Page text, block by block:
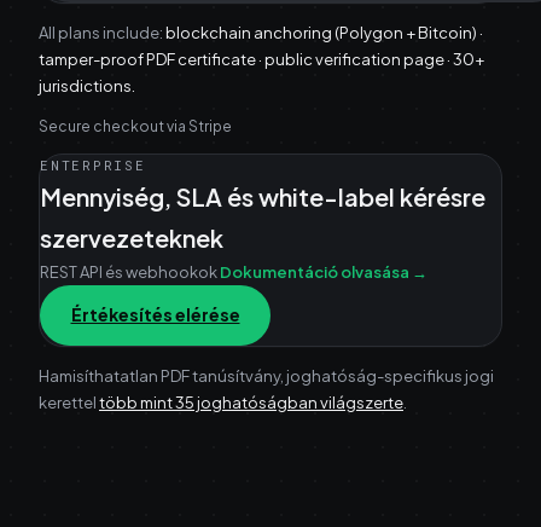
All plans include:blockchain anchoring (Polygon + Bitcoin) ·
tamper-proof PDF certificate · public verification page · 30+
jurisdictions.
Secure checkout via Stripe
ENTERPRISE
Mennyiség, SLA és white-label kérésre
szervezeteknek
REST API és webhookokDokumentáció olvasása →
Értékesítés elérése
Hamisíthatatlan PDF tanúsítvány, joghatóság-specifikus jogi
keretteltöbb mint 35 joghatóságban világszerte